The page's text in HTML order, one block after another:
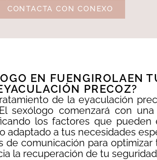
CONTACTA CON CONEXO
EN FUENGIROLAEN
PRECOZ?
de la eyaculación
sexólogo comenzará con
los factores que
a tus necesidades
comunicación para optimizar
la recuperación de tu